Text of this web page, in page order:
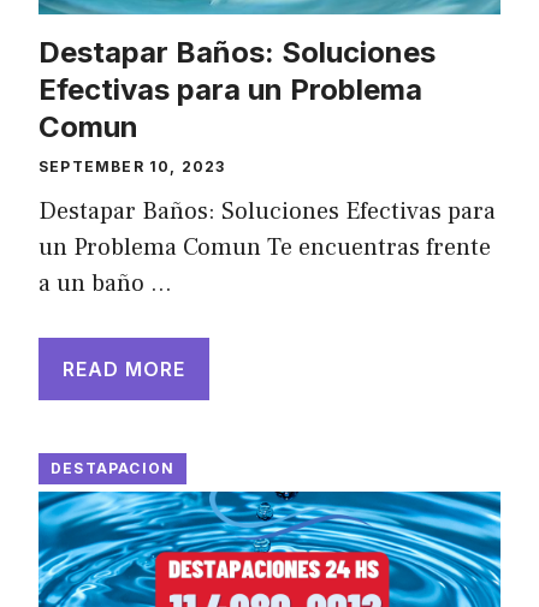
Destapar Baños: Soluciones
Efectivas para un Problema
Comun
SEPTEMBER 10, 2023
Destapar Baños: Soluciones Efectivas para
un Problema Comun Te encuentras frente
a un baño …
READ MORE
DESTAPACION